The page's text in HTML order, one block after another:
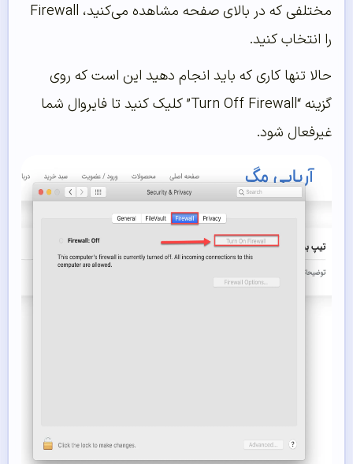
مختلفی که در بالای صفحه مشاهده می‌‌کنید، Firewall
را انتخاب کنید.
حالا تنها کاری که باید انجام دهید این است که روی
گزینه “Turn Off Firewall” کلیک کنید تا فایروال شما
غیرفعال شود.